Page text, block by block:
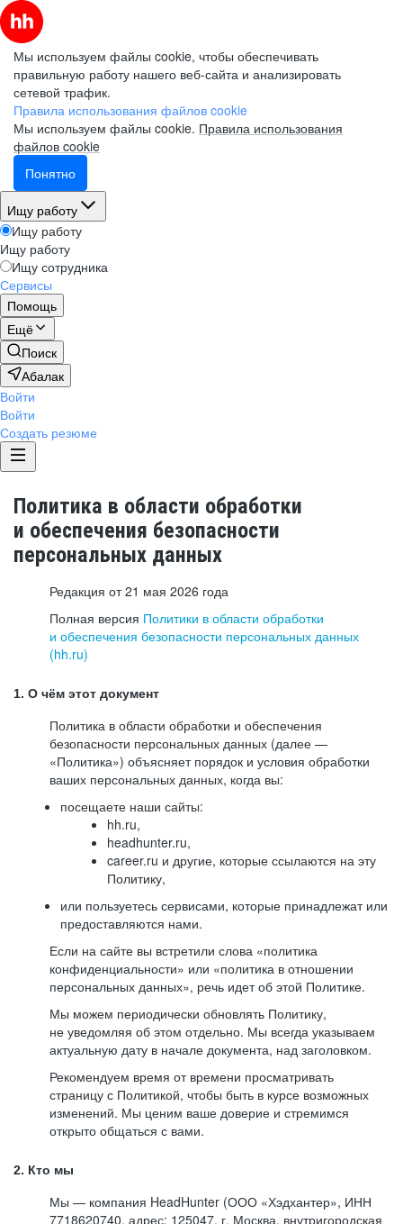
Мы используем файлы cookie, чтобы обеспечивать
правильную работу нашего веб-сайта и анализировать
сетевой трафик.
Правила использования файлов cookie
Мы используем файлы cookie. Правила использования
файлов cookie
Понятно
Ищу работу
Ищу работу
Ищу работу
Ищу сотрудника
Сервисы
Помощь
Ещё
Поиск
Абалак
Войти
Войти
Создать резюме
Политика в области обработки
и обеспечения безопасности
персональных данных
Редакция от 21 мая 2026 года
Полная версия Политики в области обработки
и обеспечения безопасности персональных данных
(hh.ru)
1. О чём этот документ
Политика в области обработки и обеспечения
безопасности персональных данных (далее —
«Политика») объясняет порядок и условия обработки
ваших персональных данных, когда вы:
посещаете наши сайты:
hh.ru,
headhunter.ru,
career.ru и другие, которые ссылаются на эту
Политику,
или пользуетесь сервисами, которые принадлежат или
предоставляются нами.
Если на сайте вы встретили слова «политика
конфиденциальности» или «политика в отношении
персональных данных», речь идет об этой Политике.
Мы можем периодически обновлять Политику,
не уведомляя об этом отдельно. Мы всегда указываем
актуальную дату в начале документа, над заголовком.
Рекомендуем время от времени просматривать
страницу с Политикой, чтобы быть в курсе возможных
изменений. Мы ценим ваше доверие и стремимся
открыто общаться с вами.
2. Кто мы
Мы — компания HeadHunter (ООО «Хэдхантер», ИНН
7718620740, адрес: 125047, г. Москва, внутригородская